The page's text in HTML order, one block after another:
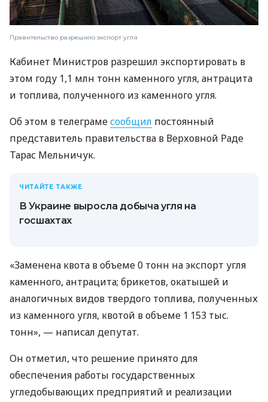
Правительство разрешило экспорт угля
Кабинет Министров разрешил экспортировать в
этом году 1,1 млн тонн каменного угля, антрацита
и топлива, полученного из каменного угля.
Об этом в телеграмесообщил постоянный
представитель правительства в Верховной Раде
Тарас Мельничук.
ЧИТАЙТЕ ТАКЖЕ
В Украине выросла добыча угля на
госшахтах
«Заменена квота в объеме 0 тонн на экспорт угля
каменного, антрацита; брикетов, окатышей и
аналогичных видов твердого топлива, полученных
из каменного угля, квотой в объеме 1 153 тыс.
тонн», — написал депутат.
Он отметил, что решение принято для
обеспечения работы государственных
угледобывающих предприятий и реализации